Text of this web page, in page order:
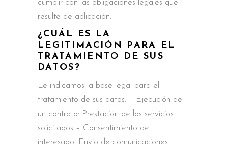
cumplir con las obligaciones legales que
resulte de aplicación.
¿CUÁL ES LA
LEGITIMACIÓN PARA EL
TRATAMIENTO DE SUS
DATOS?
Le indicamos la base legal para el
tratamiento de sus datos: – Ejecución de
un contrato: Prestación de los servicios
solicitados – Consentimiento del
interesado: Envío de comunicaciones